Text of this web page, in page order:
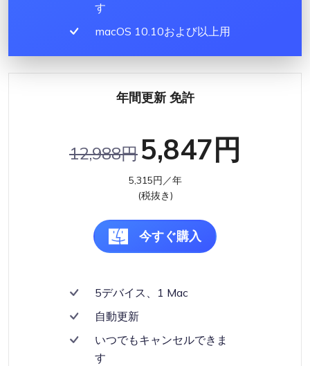
す
macOS 10.10および以上用
年間更新 免許
12,988円 5,847円
5,315円／年
(税抜き)
今すぐ購入
5デバイス、1 Mac
自動更新
いつでもキャンセルできま
す